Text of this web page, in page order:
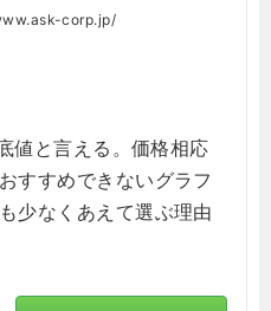
corp.jp/
値と言える。価格相応
すすめできないグラフ
少なくあえて選ぶ理由